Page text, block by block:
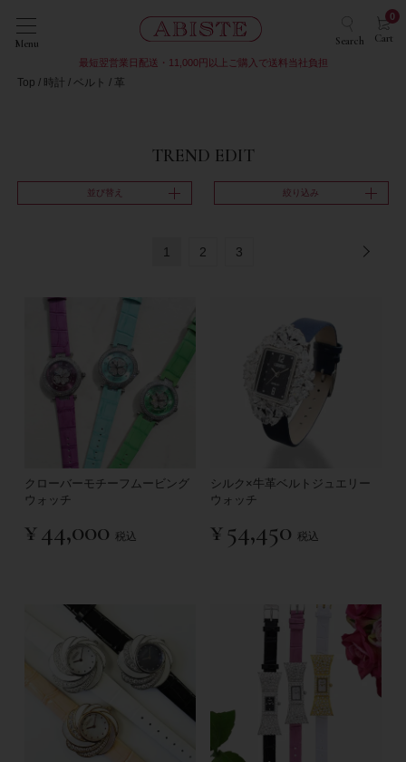
Menu Search Cart
0
最短翌営業日配送・11,000円以上ご購入で送料当社負担
Top 時計 ベルト 革
TREND EDIT
並び替え 絞り込み
1 2 3
クローバーモチーフムービング
ウォッチ
¥44,000 税込
シルク×牛革ベルトジュエリー
ウォッチ
¥54,450 税込